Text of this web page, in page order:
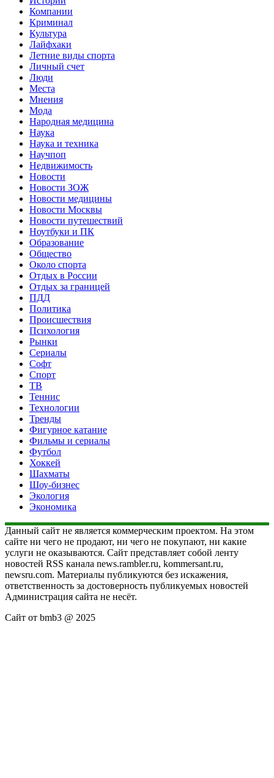
Компании
Криминал
Культура
Лайфхаки
Летние виды спорта
Личный счет
Люди
Места
Мнения
Мода
Народная медицина
Наука
Наука и техника
Научпоп
Недвижимость
Новости
Новости ЗОЖ
Новости медицины
Новости Москвы
Новости путешествий
Ноутбуки и ПК
Образование
Общество
Около спорта
Отдых в России
Отдых за границей
ПДД
Политика
Происшествия
Психология
Рынки
Сериалы
Софт
Спорт
ТВ
Теннис
Технологии
Тренды
Фигурное катание
Фильмы и сериалы
Футбол
Хоккей
Шахматы
Шоу-бизнес
Экология
Экономика
Данный сайт не является коммерческим проектом. На этом
сайте ни чего не продают, ни чего не покупают, ни какие
услуги не оказываются. Сайт представляет собой ленту
новостей RSS канала news.rambler.ru, kommersant.ru,
newsru.com. Материалы публикуются без искажения,
ответственность за достоверность публикуемых новостей
Администрация сайта не несёт.
Сайт от bmb3 @ 2025